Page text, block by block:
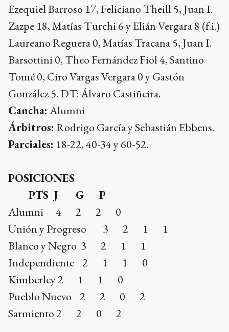
Ezequiel Barroso 17, Feliciano Theill 5, Juan I.
Zazpe 18, Matías Turchi 6 y Elián Vergara 8 (f.i.)
Laureano Reguera 0, Matías Tracana 5, Juan I.
Barsottini 0, Theo Fernández Fiol 4, Santino
Tomé 0, Ciro Vargas Vergara 0 y Gastón
González 5. DT: Álvaro Castiñeira.
Cancha: Alumni
Árbitros: Rodrigo García y Sebastián Ebbens.
Parciales: 18-22, 40-34 y 60-52.
POSICIONES
PTS J G P
Alumni 4 2 2 0
Unión y Progreso 3 2 1 1
Blanco y Negro 3 2 1 1
Independiente 2 1 1 0
Kimberley 2 1 1 0
Pueblo Nuevo 2 2 0 2
Sarmiento 2 2 0 2